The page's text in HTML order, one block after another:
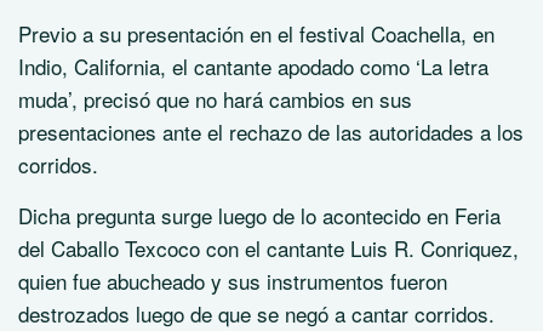
Previo a su presentación en el festival Coachella, en
Indio, California, el cantante apodado como ‘La letra
muda’, precisó que no hará cambios en sus
presentaciones ante el rechazo de las autoridades a los
corridos.
Dicha pregunta surge luego de lo acontecido en Feria
del Caballo Texcoco con el cantante Luis R. Conriquez,
quien fue abucheado y sus instrumentos fueron
destrozados luego de que se negó a cantar corridos.